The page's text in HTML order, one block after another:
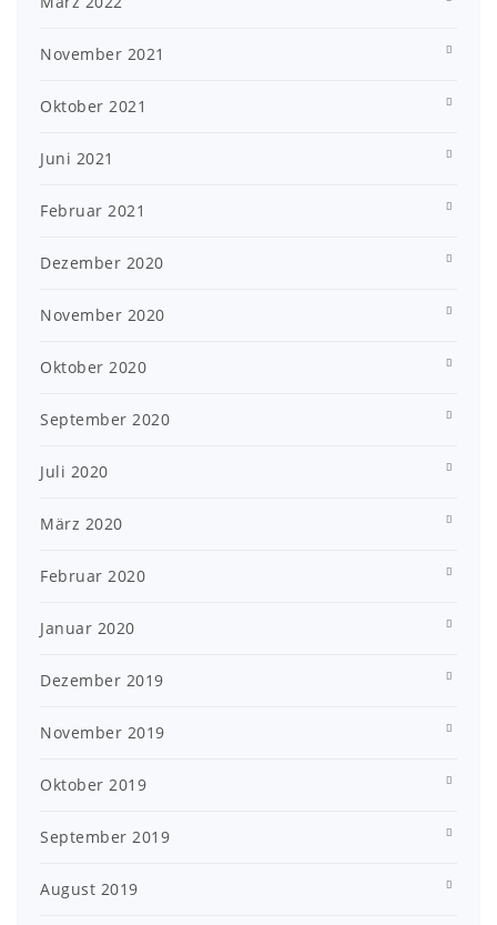
November 2021
Oktober 2021
Juni 2021
Februar 2021
Dezember 2020
November 2020
Oktober 2020
September 2020
Juli 2020
März 2020
Februar 2020
Januar 2020
Dezember 2019
November 2019
Oktober 2019
September 2019
August 2019